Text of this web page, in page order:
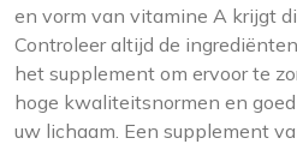
en vorm van vitamine A krijgt
Controleer altijd de
het supplement om ervoor te
hoge kwaliteitsnormen en
uw lichaam. Een supplement